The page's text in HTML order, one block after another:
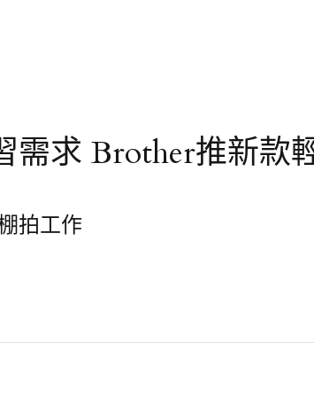
需求 Brother推新款
拍工作